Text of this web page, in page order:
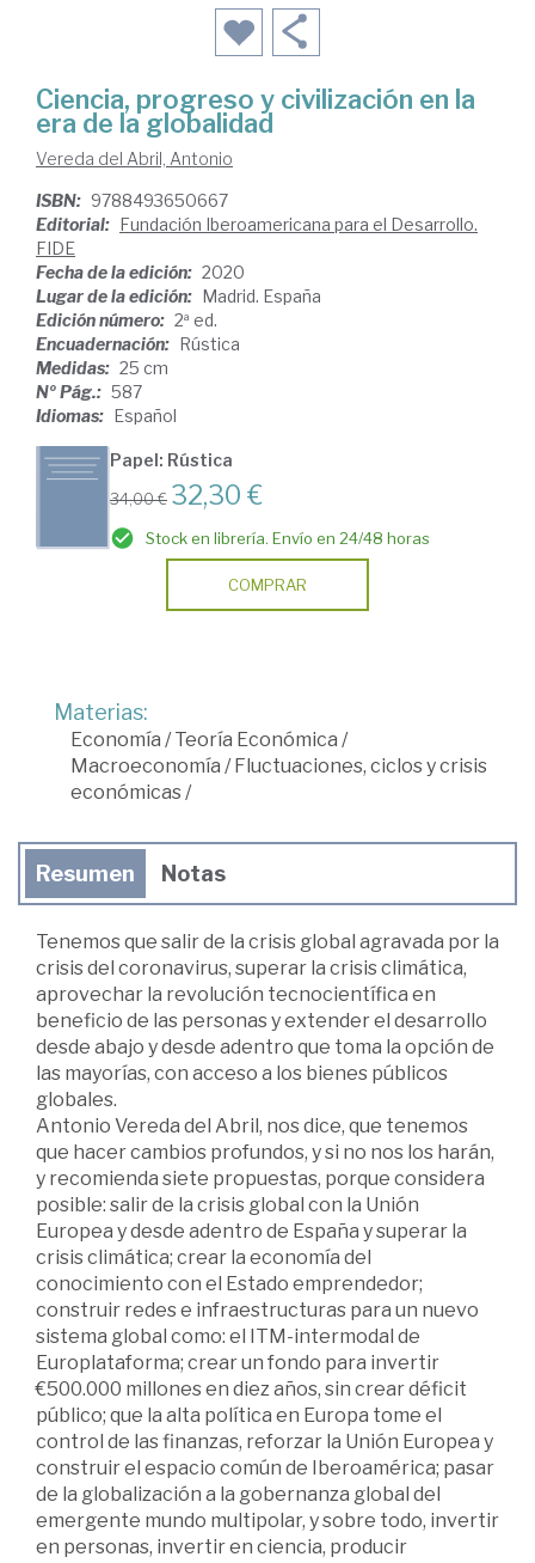
Ciencia, progreso y civilización en la
era de la globalidad
Vereda del Abril, Antonio
ISBN: 9788493650667
Editorial: Fundación Iberoamericana para el Desarrollo.
FIDE
Fecha de la edición: 2020
Lugar de la edición: Madrid. España
Edición número: 2ª ed.
Encuadernación: Rústica
Medidas: 25 cm
Nº Pág.: 587
Idiomas: Español
Papel: Rústica
34,00 € 32,30 €
Stock en librería. Envío en 24/48 horas
COMPRAR
Materias:
Economía /Teoría Económica /
Macroeconomía / Fluctuaciones, ciclos y crisis
económicas/
Resumen Notas
Tenemos que salir de la crisis global agravada por la
crisis del coronavirus, superar la crisis climática,
aprovechar la revolución tecnocientífica en
beneficio de las personas y extender el desarrollo
desde abajo y desde adentro que toma la opción de
las mayorías, con acceso a los bienes públicos
globales.
Antonio Vereda del Abril, nos dice, que tenemos
que hacer cambios profundos, y si no nos los harán,
y recomienda siete propuestas, porque considera
posible: salir de la crisis global con la Unión
Europea y desde adentro de España y superar la
crisis climática; crear la economía del
conocimiento con el Estado emprendedor;
construir redes e infraestructuras para un nuevo
sistema global como: el ITM-intermodal de
Europlataforma; crear un fondo para invertir
€500.000 millones en diez años, sin crear déficit
público; que la alta política en Europa tome el
control de las finanzas, reforzar la Unión Europea y
construir el espacio común de Iberoamérica; pasar
de la globalización a la gobernanza global del
emergente mundo multipolar, y sobre todo, invertir
en personas, invertir en ciencia, producir